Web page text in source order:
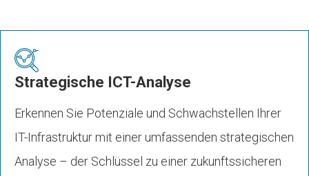
Strategische ICT-Analyse
Erkennen Sie Potenziale und Schwachstellen Ihrer
IT-Infrastruktur mit einer umfassenden strategischen
Analyse – der Schlüssel zu einer zukunftssicheren